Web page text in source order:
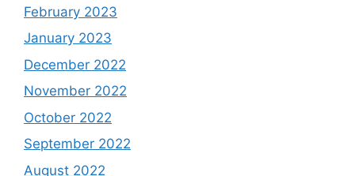
February 2023
January 2023
December 2022
November 2022
October 2022
September 2022
August 2022